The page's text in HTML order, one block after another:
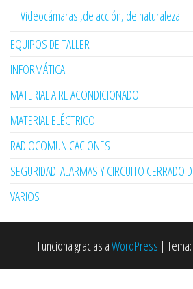
Videocámaras ,de acción, de naturaleza...
EQUIPOS DE TALLER
INFORMÁTICA
MATERIAL AIRE ACONDICIONADO
MATERIAL ELÉCTRICO
RADIOCOMUNICACIONES
SEGURIDAD: ALARMAS Y CIRCUITO CERRADO
VARIOS
Funciona gracias aWordPress | Tema: